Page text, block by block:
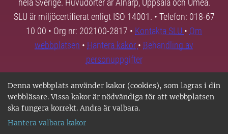
Denna webbplats använder kakor (cookies), som lagras i din
webbläsare. Vissa kakor är nödvändiga för att webbplatsen
ska fungera korrekt. Andra är valbara.
Hantera valbara kakor
hela Sverige. Huvudorter är Alnarp, Uppsala och Umeå.
SLU är miljöcertifierat enligt ISO 14001. • Telefon: 018-67
10 00 • Org nr: 202100-2817 • Kontakta SLU • Om
webbplatsen • Hantera kakor • Behandling av
personuppgifter